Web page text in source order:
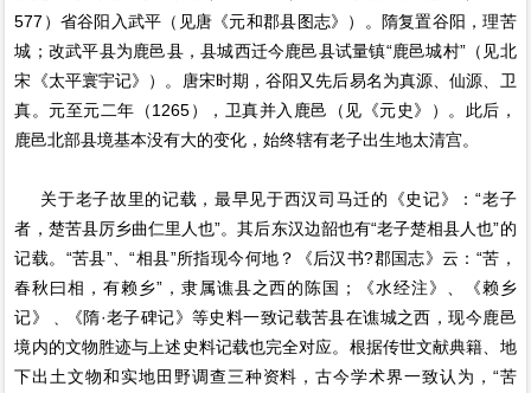
577）省谷阳入武平（见唐《元和郡县图志》）。隋复置谷阳，理苦
城；改武平县为鹿邑县，县城西迁今鹿邑县试量镇“鹿邑城村”（见北
宋《太平寰宇记》）。唐宋时期，谷阳又先后易名为真源、仙源、卫
真。元至元二年（1265），卫真并入鹿邑（见《元史》）。此后，
鹿邑北部县境基本没有大的变化，始终辖有老子出生地太清宫。
关于老子故里的记载，最早见于西汉司马迁的《史记》：“老子
者，楚苦县厉乡曲仁里人也”。其后东汉边韶也有“老子楚相县人也”的
记载。“苦县”、“相县”所指现今何地？《后汉书?郡国志》云：“苦，
春秋曰相，有赖乡”，隶属谯县之西的陈国；《水经注》、《赖乡
记》﹑《隋·老子碑记》等史料一致记载苦县在谯城之西，现今鹿邑
境内的文物胜迹与上述史料记载也完全对应。根据传世文献典籍、地
下出土文物和实地田野调查三种资料，古今学术界一致认为，“苦